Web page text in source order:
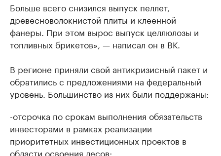
Больше всего снизился выпуск пеллет,
древесноволокнистой плиты и клеенной
фанеры. При этом вырос выпуск целлюлозы и
топливных брикетов», — написал он в ВК.
В регионе приняли свой антикризисный пакет и
обратились с предложениями на федеральный
уровень. Большинство из них были поддержаны:
-отсрочка по срокам выполнения обязательств
инвесторами в рамках реализации
приоритетных инвестиционных проектов в
области освоения лесов;